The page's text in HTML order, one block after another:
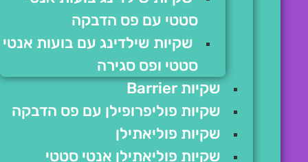
סטטי עם פס הדבקה
שקיות שילדינג עם בועות אנטי
סטטי ופס סגירה
שקיות Barrier
שקיות פוליפרופילן עם פס הדבקה
שקיות פוליאתילן
שקיות פוליאתילן אנטי סטטי